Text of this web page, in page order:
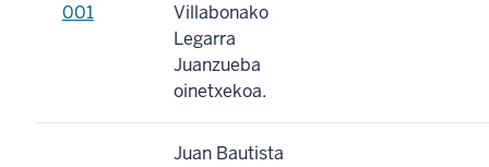
001
Villabonako
Legarra
Juanzueba
oinetxekoa.
Juan Bautista